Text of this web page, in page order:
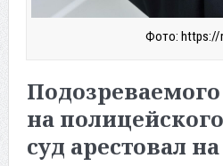
Фото: https://
на
суд арестовал